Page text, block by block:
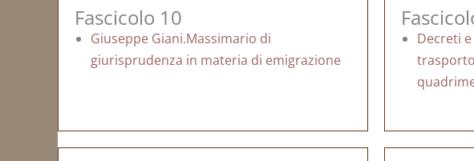
Fascicolo 10
Giuseppe Giani.Massimario di
giurisprudenza in materia di emigrazione
Decreti